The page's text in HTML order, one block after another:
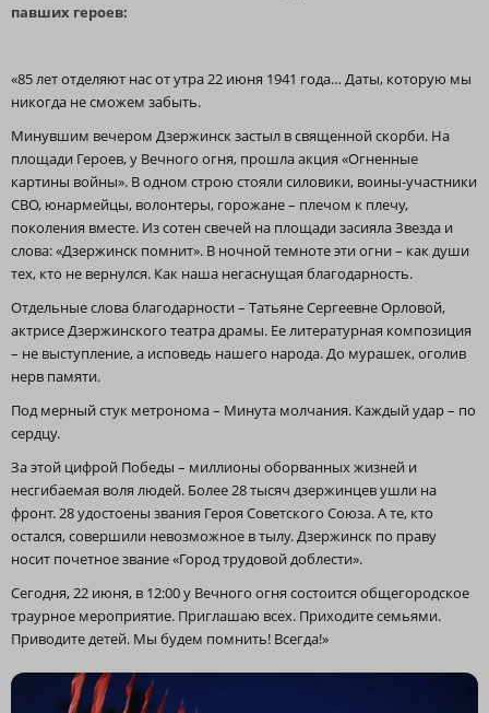
павших героев:
«85 лет отделяют нас от утра 22 июня 1941 года… Даты, которую мы
никогда не сможем забыть.
Минувшим вечером Дзержинск застыл в священной скорби. На
площади Героев, у Вечного огня, прошла акция «Огненные
картины войны». В одном строю стояли силовики, воины-участники
СВО, юнармейцы, волонтеры, горожане – плечом к плечу,
поколения вместе. Из сотен свечей на площади засияла Звезда и
слова: «Дзержинск помнит». В ночной темноте эти огни – как души
тех, кто не вернулся. Как наша негаснущая благодарность.
Отдельные слова благодарности – Татьяне Сергеевне Орловой,
актрисе Дзержинского театра драмы. Ее литературная композиция
– не выступление, а исповедь нашего народа. До мурашек, оголив
нерв памяти.
Под мерный стук метронома – Минута молчания. Каждый удар – по
сердцу.
За этой цифрой Победы – миллионы оборванных жизней и
несгибаемая воля людей. Более 28 тысяч дзержинцев ушли на
фронт. 28 удостоены звания Героя Советского Союза. А те, кто
остался, совершили невозможное в тылу. Дзержинск по праву
носит почетное звание «Город трудовой доблести».
Сегодня, 22 июня, в 12:00 у Вечного огня состоится общегородское
траурное мероприятие. Приглашаю всех. Приходите семьями.
Приводите детей. Мы будем помнить! Всегда!»